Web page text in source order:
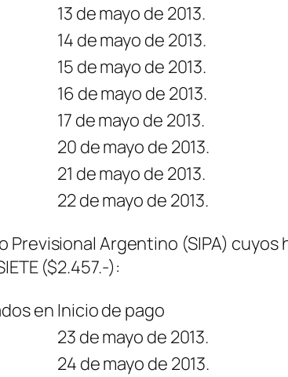
13 de mayo de 2013.
14 de mayo de 2013.
15 de mayo de 2013.
16 de mayo de 2013.
17 de mayo de 2013.
20 de mayo de 2013.
21 de mayo de 2013.
22 de mayo de 2013.
Argentino (SIPA)
($2.457.-):
en Inicio de pago
23 de mayo de 2013.
24 de mayo de 2013.